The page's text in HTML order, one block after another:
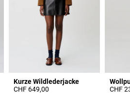
Kurze Wildlederjacke
CHF 649,00
CHF